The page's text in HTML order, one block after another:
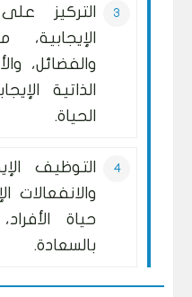
التركيز
والفضائل،
الذاتية
الحياة.
التوظيف
والانفعالات
حياة
بالسعادة.